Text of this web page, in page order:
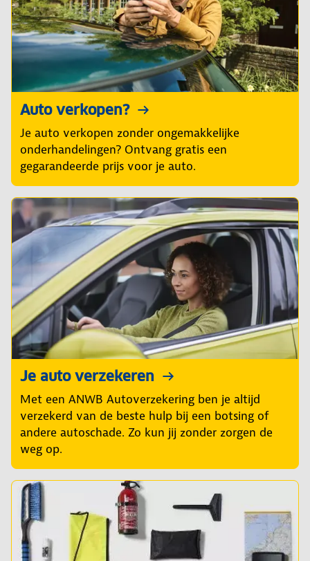
Auto verkopen?
Je auto verkopen zonder ongemakkelijke
onderhandelingen? Ontvang gratis een
gegarandeerde prijs voor je auto.
Je auto verzekeren
Met een ANWB Autoverzekering ben je altijd
verzekerd van de beste hulp bij een botsing of
andere autoschade. Zo kun jij zonder zorgen de
weg op.